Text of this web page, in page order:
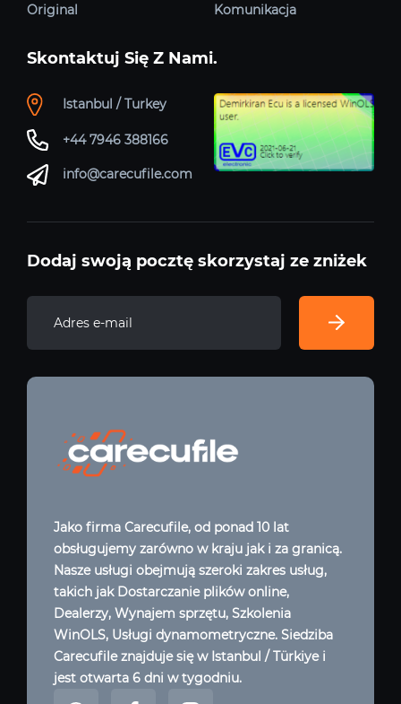
Original
Komunikacja
Skontaktuj Się Z Nami.
Istanbul / Turkey
+44 7946 388166
info@carecufile.com
Dodaj swoją pocztę skorzystaj ze zniżek
Jako firma Carecufile, od ponad 10 lat
obsługujemy zarówno w kraju jak i za granicą.
Nasze usługi obejmują szeroki zakres usług,
takich jak Dostarczanie plików online,
Dealerzy, Wynajem sprzętu, Szkolenia
WinOLS, Usługi dynamometryczne. Siedziba
Carecufile znajduje się w Istanbul / Türkiye i
jest otwarta 6 dni w tygodniu.